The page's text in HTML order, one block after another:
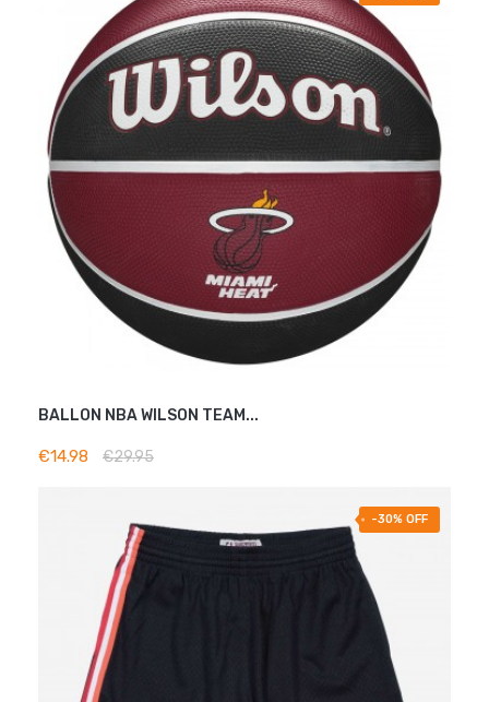
BALLON NBA WILSON TEAM...
€14.98 €29.95
-30% OFF